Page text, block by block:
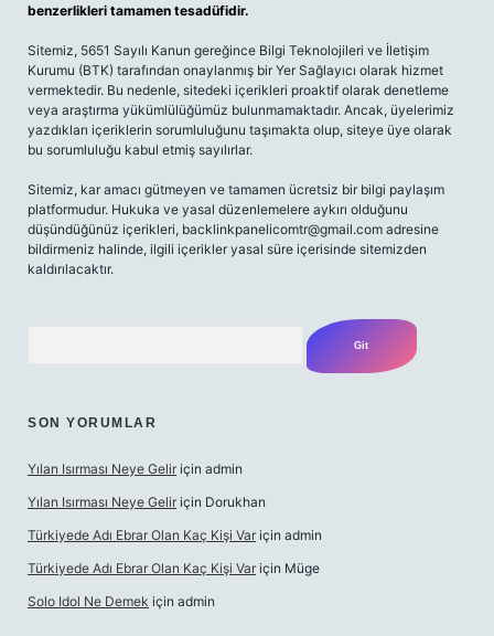
benzerlikleri tamamen tesadüfidir.
Sitemiz, 5651 Sayılı Kanun gereğince Bilgi Teknolojileri ve İletişim
Kurumu (BTK) tarafından onaylanmış bir Yer Sağlayıcı olarak hizmet
vermektedir. Bu nedenle, sitedeki içerikleri proaktif olarak denetleme
veya araştırma yükümlülüğümüz bulunmamaktadır. Ancak, üyelerimiz
yazdıkları içeriklerin sorumluluğunu taşımakta olup, siteye üye olarak
bu sorumluluğu kabul etmiş sayılırlar.
Sitemiz, kar amacı gütmeyen ve tamamen ücretsiz bir bilgi paylaşım
platformudur. Hukuka ve yasal düzenlemelere aykırı olduğunu
düşündüğünüz içerikleri, backlinkpanelicomtr@gmail.com adresine
bildirmeniz halinde, ilgili içerikler yasal süre içerisinde sitemizden
kaldırılacaktır.
SON YORUMLAR
Yılan Isırması Neye Gelir için admin
Yılan Isırması Neye Gelir için Dorukhan
Türkiyede Adı Ebrar Olan Kaç Kişi Var için admin
Türkiyede Adı Ebrar Olan Kaç Kişi Var için Müge
Solo Idol Ne Demek için admin